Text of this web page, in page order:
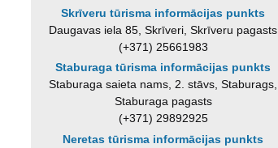
Skrīveru tūrisma informācijas punkts
Daugavas iela 85, Skrīveri, Skrīveru pagasts
(+371) 25661983
Staburaga tūrisma informācijas punkts
Staburaga saieta nams, 2. stāvs, Staburags,
Staburaga pagasts
(+371) 29892925
Neretas tūrisma informācijas punkts